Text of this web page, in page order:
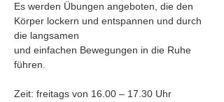
Es werden Übungen angeboten, die den
Körper lockern und entspannen und durch
die langsamen
und einfachen Bewegungen in die Ruhe
führen.
Zeit: freitags von 16.00 – 17.30 Uhr